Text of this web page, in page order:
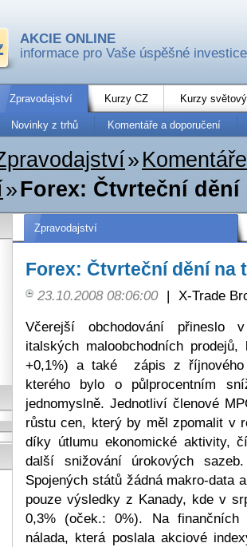
AKCIE ONLINE
informace pro Vaše úspěšné investice
Zpravodajství Kurzy CZ Kurzy
Novinky z trhů Komentáře a doporučení
»
»Forex: Čtvrteční dění
Zpravodajství
Forex: Čtvrteční dění na
23.10.2008 08:06:00 | X-Trade
Včerejší obchodování přineslo
italských maloobchodních
+0,1%) a také zápis z říjnového
kterého bylo o půlprocentním
jednomyslně. Jednotliví členové
růstu cen, který by měl zpomalit v
díky útlumu ekonomické aktivity,
další snižování úrokových
Spojených států žádná makro-data
pouze výsledky z Kanady, kde v
0,3% (oček.: 0%). Na
nálada, která poslala akciové